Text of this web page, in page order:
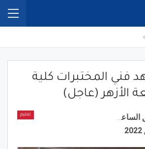
فني المختبرات كلية
الأزهر (عاجل)
تعليم
برس